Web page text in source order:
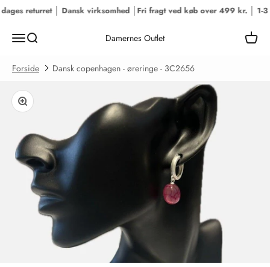
Spring til indhold
returret │ Dansk virksomhed │ Fri fragt ved køb over 499 kr. │ 1-3
MenuSøg Damernes Outlet Kurv
Forside Dansk copenhagen - øreringe - 3C2656
Zoom